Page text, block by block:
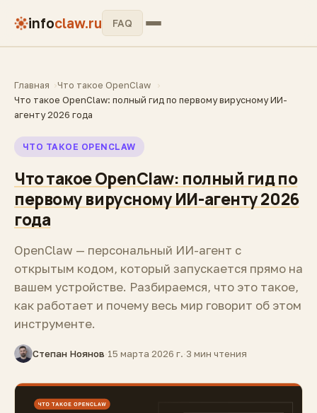
infoclaw.ru FAQ
Главная
Что такое OpenClaw
Что такое OpenClaw: полный гид по первому вирусному ИИ-
агенту 2026 года
ЧТО ТАКОЕ OPENCLAW
Что такое OpenClaw: полный гид по
первому вирусному ИИ-агенту 2026
года
OpenClaw — персональный ИИ-агент с
открытым кодом, который запускается прямо на
вашем устройстве. Разбираемся, что это такое,
как работает и почему весь мир говорит об этом
инструменте.
Степан Ноянов·15 марта 2026 г.·3 мин чтения